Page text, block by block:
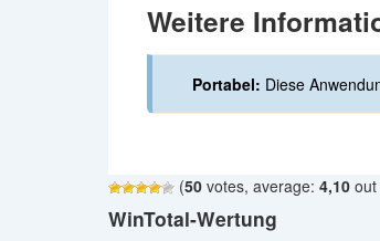
Weitere
Portabel: Diese
(50votes, average: 4,10out
WinTotal-Wertung